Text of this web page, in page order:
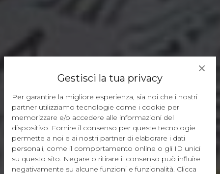
Gestisci la tua privacy
Per garantire la migliore esperienza, sia noi che i nostri
partner utilizziamo tecnologie come i cookie per
memorizzare e/o accedere alle informazioni del
dispositivo. Fornire il consenso per queste tecnologie
permette a noi e ai nostri partner di elaborare i dati
personali, come il comportamento online o gli ID unici
su questo sito. Negare o ritirare il consenso può influire
negativamente su alcune funzioni e funzionalità. Clicca